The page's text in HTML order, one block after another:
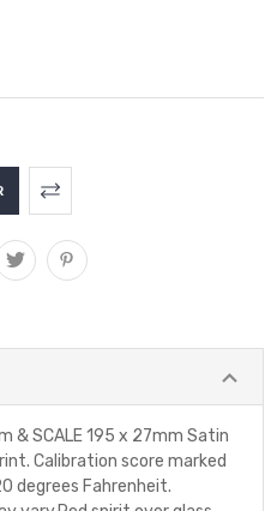
& SCALE 195 x 27mm Satin
Calibration score marked
degrees Fahrenheit.